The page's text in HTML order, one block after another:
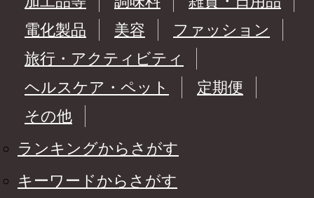
電化製品
美容
ファッション
旅行・アクティビティ
ヘルスケア・ペット
定期便
その他
ランキングからさがす
キーワードからさがす